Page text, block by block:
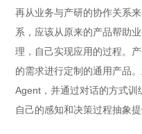
再从业务与产研的协作关系
系，应该从原来的产品帮助
理，自己实现应用的过程。
的需求进行定制的通用产品
Agent，并通过对话的方式
自己的感知和决策过程抽象提